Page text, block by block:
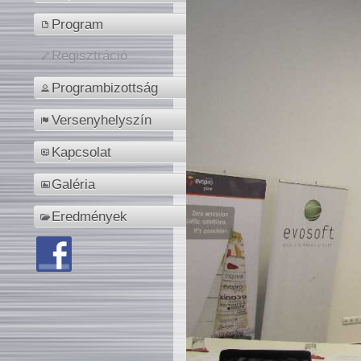
Program
Regisztráció
Programbizottság
Versenyhelyszín
Kapcsolat
Galéria
Eredmények